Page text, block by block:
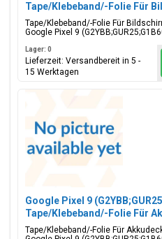
Tape/Klebeband/-Folie Für
Tape/Klebeband/-Folie Für
Google Pixel 9
Lager: 0
Lieferzeit: Versandbereit in 5 -
15 Werktagen
Google Pixel 9
Tape/Klebeband/-Folie Für
00
Tape/Klebeband/-Folie Für